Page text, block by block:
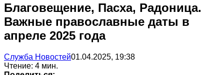
Благовещение, Пасха, Радоница.
Важные православные даты в
апреле 2025 года
Служба Новостей01.04.2025, 19:38
Чтение: 4 мин.